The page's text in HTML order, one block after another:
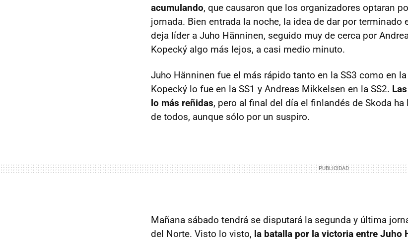
acumulando, que causaron que los organizadores optaran
jornada. Bien entrada la noche, la idea de dar por terminado
deja líder a Juho Hänninen, seguido muy de cerca por
Kopecký algo más lejos, a casi medio minuto.
Juho Hänninen fue el más rápido tanto en la SS3 como en
Kopecký lo fue en la SS1 y Andreas Mikkelsen en la SS2.
lo más reñidas, pero al final del día el finlandés de Skoda
de todos, aunque sólo por un suspiro.
Mañana sábado tendrá se disputará la segunda y última
del Norte. Visto lo visto, la batalla por la victoria entre Juho